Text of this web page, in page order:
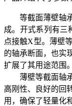
等截面薄壁轴
成。开式系列有三
点接触X型。薄壁
的轴承断面，也实
扩展了其用途范围。
薄壁等截面轴承
高刚性、良好的回
用，确保了轻量化